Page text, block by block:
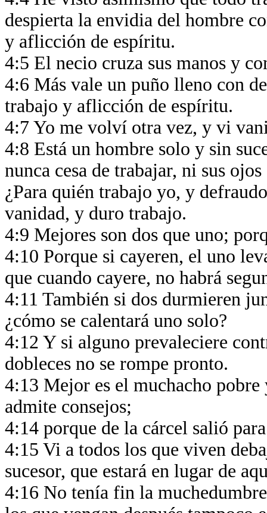
despierta la envidia del hombre
y aflicción de espíritu.
4:5 El necio cruza sus manos y
4:6 Más vale un puño lleno con
trabajo y aflicción de espíritu.
4:7 Yo me volví otra vez, y vi
4:8 Está un hombre solo y sin
nunca cesa de trabajar, ni sus
¿Para quién trabajo yo, y
vanidad, y duro trabajo.
4:9 Mejores son dos que uno;
4:10 Porque si cayeren, el uno
que cuando cayere, no habrá
4:11 También si dos durmieren
¿cómo se calentará uno solo?
4:12 Y si alguno prevaleciere
dobleces no se rompe pronto.
4:13 Mejor es el muchacho
admite consejos;
4:14 porque de la cárcel salió
4:15 Vi a todos los que viven
sucesor, que estará en lugar de
4:16 No tenía fin la